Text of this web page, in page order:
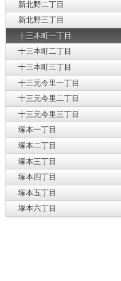
新北野二丁目
新北野三丁目
十三本町一丁目
十三本町二丁目
十三本町三丁目
十三元今里一丁目
十三元今里二丁目
十三元今里三丁目
塚本一丁目
塚本二丁目
塚本三丁目
塚本四丁目
塚本五丁目
塚本六丁目